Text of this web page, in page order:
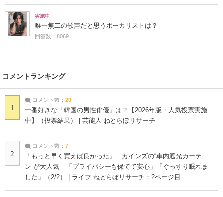
実施中
唯一無二の歌声だと思うボーカリストは？
回答数：8069
コメントランキング
1
コメント数： 20
一番好きな「韓国の男性俳優」は？【2026年版・人気投票実施
中】（投票結果） | 芸能人 ねとらぼリサーチ
2
コメント数： 7
「もっと早く買えば良かった」 カインズの“車内遮光カーテ
ン”が大人気 「プライバシーも保てて安心」「ぐっすり眠れま
した」（2/2） | ライフ ねとらぼリサーチ：2ページ目